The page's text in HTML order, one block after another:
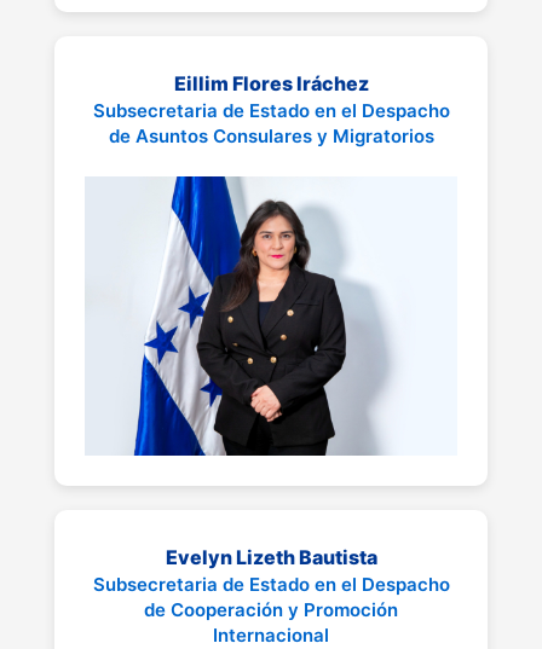
Eillim Flores Iráchez
Subsecretaria de Estado en el Despacho
de Asuntos Consulares y Migratorios
Evelyn Lizeth Bautista
Subsecretaria de Estado en el Despacho
de Cooperación y Promoción
Internacional